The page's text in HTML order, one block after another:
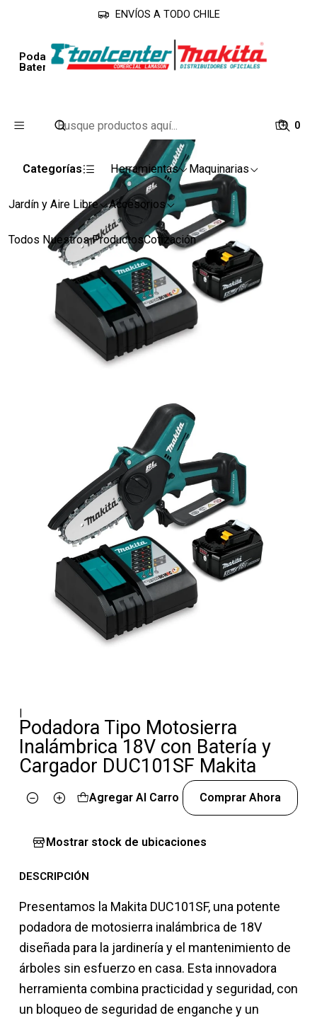
0
Categorías Herramientas Maquinarias
Jardín y Aire Libre Accesorios
Todos Nuestros ProductosCotización
ENVÍOS A TODO CHILE
Inicio Línea Jardín
Podadores de Altura
Podadora Tipo Motosierra Inalámbrica 18V con
Batería y Cargador DUC101SF Makita
|
Podadora Tipo Motosierra
Inalámbrica 18V con Batería y
Cargador DUC101SF Makita
Cantidad
Agregar Al Carro Comprar Ahora
Mostrar stock de ubicaciones
DESCRIPCIÓN
Presentamos la Makita DUC101SF, una potente
podadora de motosierra inalámbrica de 18V
diseñada para la jardinería y el mantenimiento de
árboles sin esfuerzo en casa. Esta innovadora
herramienta combina practicidad y seguridad, con
un bloqueo de seguridad de enganche y un